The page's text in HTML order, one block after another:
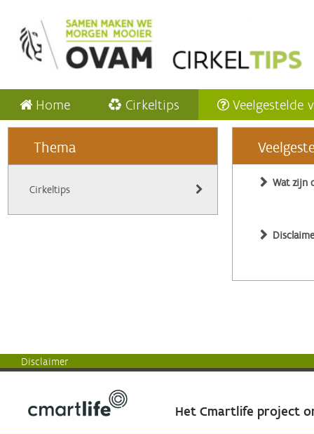
Home Cirkeltips Veelgestelde
Thema
Cirkeltips
Wat zijn
Disclaimer
Het Cmartlife project